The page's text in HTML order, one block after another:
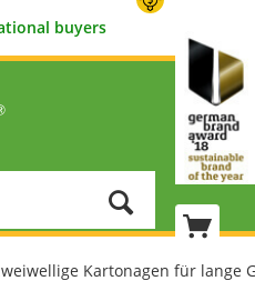
buyers
Kartonagen für lange